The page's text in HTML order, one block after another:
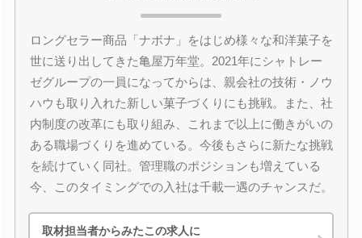
ロングセラー商品「ナボナ」をはじめ様々な和洋菓子を
世に送り出してきた亀屋万年堂。2021年にシャトレー
ゼグループの一員になってからは、親会社の技術・ノウ
ハウも取り入れた新しい菓子づくりにも挑戦。また、社
内制度の改革にも取り組み、これまで以上に働きがいの
ある職場づくりを進めている。今後もさらに新たな挑戦
を続けていく同社。管理職のポジションも増えている
今、このタイミングでの入社は千載一遇のチャンスだ。
取材担当者からみたこの求人に